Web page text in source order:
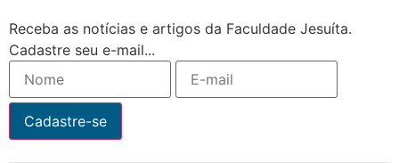
Receba as notícias e artigos da Faculdade Jesuíta.
Cadastre seu e-mail...